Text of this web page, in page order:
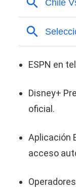
ESPN en
Disney+
oficial.
Aplicación
acceso